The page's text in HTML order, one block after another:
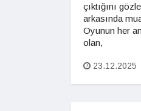
çıktığını
arkasında
Oyunun her
olan,
23.12.2025